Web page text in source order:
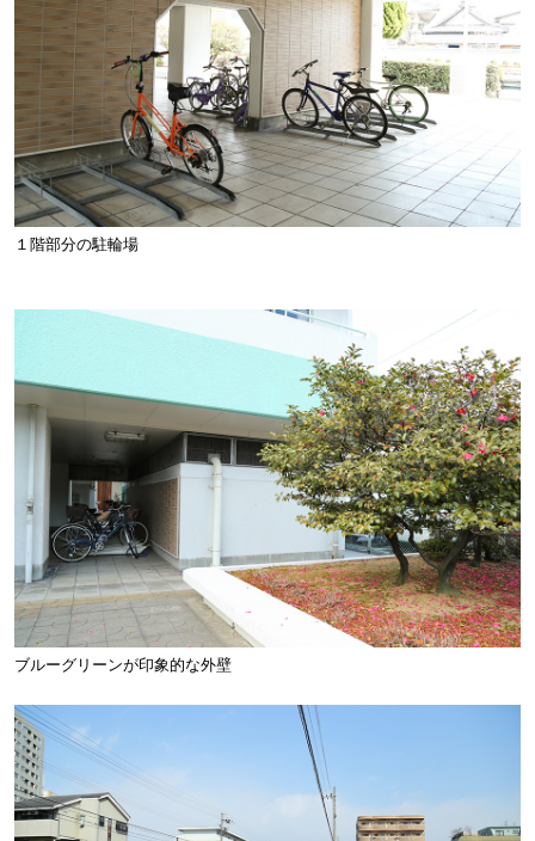
１階部分の駐輪場
ブルーグリーンが印象的な外壁